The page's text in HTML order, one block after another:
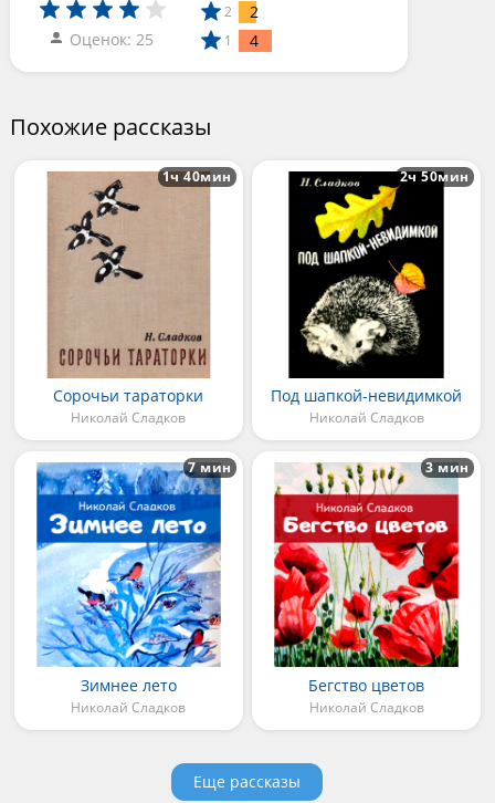
Оценок: 25
2 2
1 4
Похожие рассказы
Сорочьи тараторки
Николай Сладков
1ч 40мин
Под шапкой-невидимкой
Николай Сладков
2ч 50мин
Зимнее лето
Николай Сладков
7 мин
Бегство цветов
Николай Сладков
3 мин
Еще рассказы